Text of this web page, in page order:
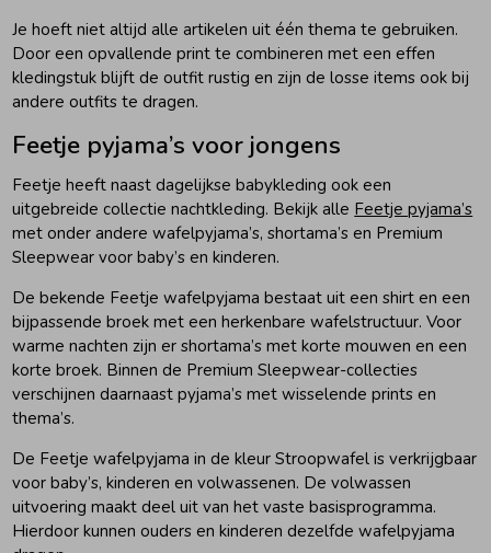
Je hoeft niet altijd alle artikelen uit één thema te gebruiken.
Door een opvallende print te combineren met een effen
kledingstuk blijft de outfit rustig en zijn de losse items ook bij
andere outfits te dragen.
Feetje pyjama’s voor jongens
Feetje heeft naast dagelijkse babykleding ook een
uitgebreide collectie nachtkleding. Bekijk alle Feetje pyjama’s
met onder andere wafelpyjama’s, shortama’s en Premium
Sleepwear voor baby’s en kinderen.
De bekende Feetje wafelpyjama bestaat uit een shirt en een
bijpassende broek met een herkenbare wafelstructuur. Voor
warme nachten zijn er shortama’s met korte mouwen en een
korte broek. Binnen de Premium Sleepwear-collecties
verschijnen daarnaast pyjama’s met wisselende prints en
thema’s.
De Feetje wafelpyjama in de kleur Stroopwafel is verkrijgbaar
voor baby’s, kinderen en volwassenen. De volwassen
uitvoering maakt deel uit van het vaste basisprogramma.
Hierdoor kunnen ouders en kinderen dezelfde wafelpyjama